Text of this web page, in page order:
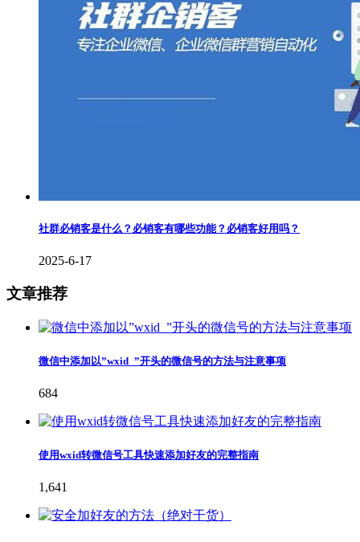
社群必销客是什么？必销客有哪些功能？必销客好用吗？
2025-6-17
文章推荐
微信中添加以”wxid_”开头的微信号的方法与注意事项
684
使用wxid转微信号工具快速添加好友的完整指南
1,641